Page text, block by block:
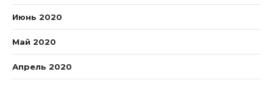
Июнь 2020
Май 2020
Апрель 2020